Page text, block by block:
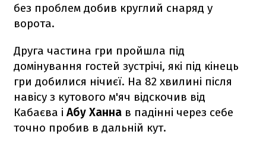
без проблем добив круглий снаряд у
ворота.
Друга частина гри пройшла під
домінування гостей зустрічі, які під кінець
гри добилися нічиєї. На 82 хвилині після
навісу з кутового м'яч відскочив від
Кабаєва і Абу Ханна в падінні через себе
точно пробив в дальній кут.